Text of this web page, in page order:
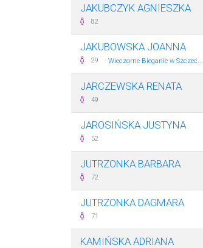
JAKUBCZYK AGNIESZKA
82
JAKUBOWSKA JOANNA
29 · Wieczorne Bieganie w Szczec...
JARCZEWSKA RENATA
49
JAROSIŃSKA JUSTYNA
52
JUTRZONKA BARBARA
72
JUTRZONKA DAGMARA
71
KAMIŃSKA ADRIANA